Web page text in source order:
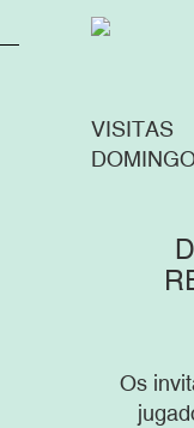
VISITAS
Os